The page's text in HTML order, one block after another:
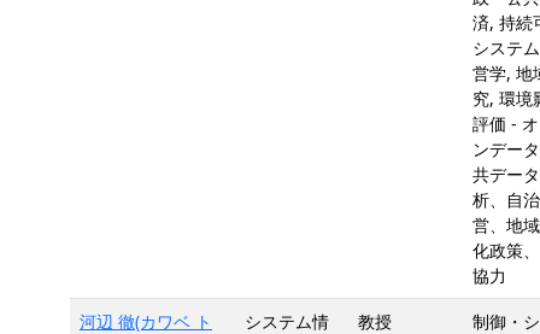
済, 持続
システ
営学, 地
究, 環境
評価 -
ンデー
共デー
析、自
営、地
化政策
協力
河辺 徹(カワベ ト
システム情
教授
制御・